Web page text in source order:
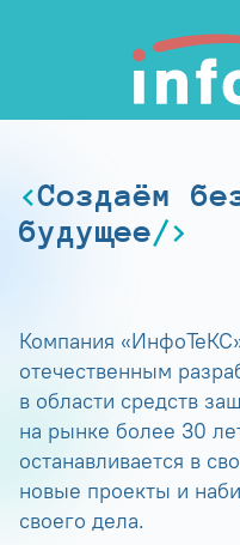
Создаём
будущее
Компания
отечественным
в области средств
на рынке более 30
останавливается в
новые проекты и
своего дела.